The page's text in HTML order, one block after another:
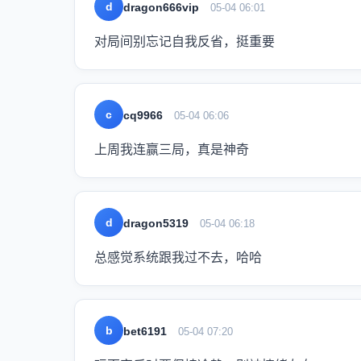
d dragon666vip 05-04 06:01
对局间别忘记自我反省，挺重要
c cq9966 05-04 06:06
上周我连赢三局，真是神奇
d dragon5319 05-04 06:18
总感觉系统跟我过不去，哈哈
b bet6191 05-04 07:20